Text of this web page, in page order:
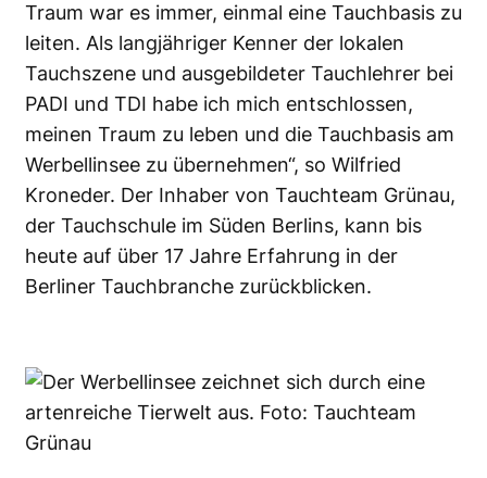
Traum war es immer, einmal eine Tauchbasis zu
leiten. Als langjähriger Kenner der lokalen
Tauchszene und ausgebildeter Tauchlehrer bei
PADI und TDI habe ich mich entschlossen,
meinen Traum zu leben und die Tauchbasis am
Werbellinsee zu übernehmen“, so Wilfried
Kroneder. Der Inhaber von Tauchteam Grünau,
der Tauchschule im Süden Berlins, kann bis
heute auf über 17 Jahre Erfahrung in der
Berliner Tauchbranche zurückblicken.